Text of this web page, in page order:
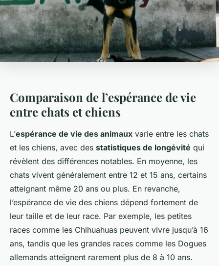
Comparaison de l’espérance de vie
entre chats et chiens
L’espérance de vie des animaux varie entre les chats
et les chiens, avec des statistiques de longévité qui
révèlent des différences notables. En moyenne, les
chats vivent généralement entre 12 et 15 ans, certains
atteignant même 20 ans ou plus. En revanche,
l’espérance de vie des chiens dépend fortement de
leur taille et de leur race. Par exemple, les petites
races comme les Chihuahuas peuvent vivre jusqu’à 16
ans, tandis que les grandes races comme les Dogues
allemands atteignent rarement plus de 8 à 10 ans.